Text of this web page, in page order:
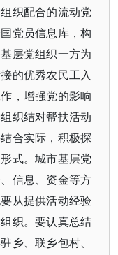
织配合的流动党
党员信息库，构
层党组织一方为
的优秀农民工入
，增强党的影响
织结对帮扶活动
合实际，积极探
式。城市基层党
信息、资金等方
从提供活动经验
织。要认真总结
乡、联乡包村、